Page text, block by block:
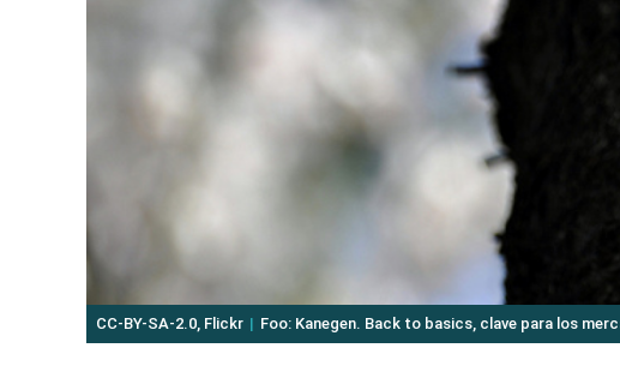
CC-BY-SA-2.0, Flickr Foo: Kanegen. Back to basics, clave para los